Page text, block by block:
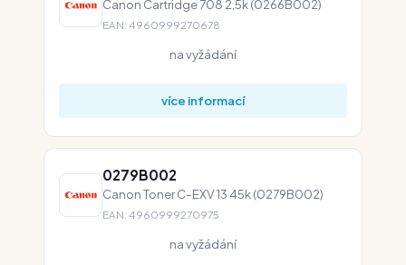
Canon Cartridge 708 2,5k (0266B002)
EAN: 4960999270678
na vyžádání
více informací
0279B002
Canon Toner C-EXV 13 45k (0279B002)
EAN: 4960999270975
na vyžádání